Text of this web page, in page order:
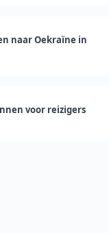
naar Oekraïne in
voor reizigers